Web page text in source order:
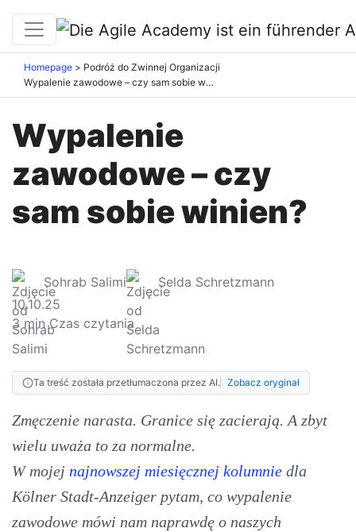
Homepage
Podróż do Zwinnej Organizacji
Wypalenie zawodowe – czy sam sobie winien?
Wypalenie
zawodowe – czy
sam sobie winien?
Sohrab Salimi
Selda Schretzmann
10.10.25
3min Czas czytania
Ta treść została przetłumaczona przez AI. Zobacz oryginał
Zmęczenie narasta. Granice się zacierają. A zbyt
wielu uważa to za normalne.
W mojej najnowszej miesięcznej kolumnie dla
Kölner Stadt-Anzeiger pytam, co wypalenie
zawodowe mówi nam naprawdę o naszych